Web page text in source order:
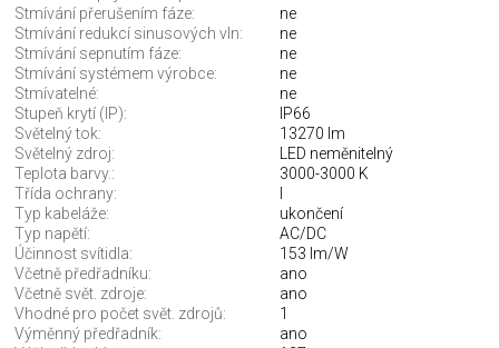
Stmívání přerušením fáze:
ne
Stmívání redukcí sinusových vln:
ne
Stmívání sepnutím fáze:
ne
Stmívání systémem výrobce:
ne
Stmívatelné:
ne
Stupeň krytí (IP):
IP66
Světelný tok:
13270 lm
Světelný zdroj:
LED neměnitelný
Teplota barvy.:
3000-3000 K
Třída ochrany:
Typ kabeláže:
ukončení
Typ napětí:
AC/DC
Účinnost svítidla:
153 lm/W
Včetně předřadníku:
ano
Včetně svět. zdroje:
ano
Vhodné pro počet svět. zdrojů:
1
Výměnný předřadník:
ano